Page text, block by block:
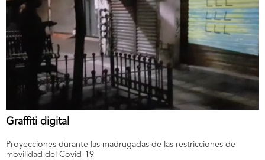
Graffiti digital
Proyecciones durante las madrugadas de las restricciones de
movilidad del Covid-19